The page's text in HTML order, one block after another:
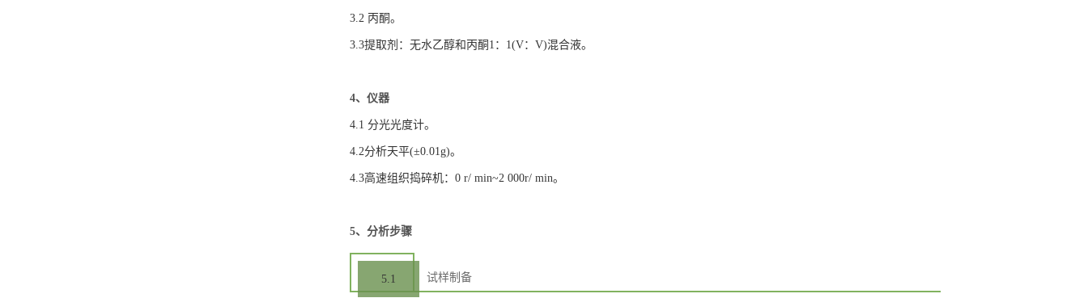
3.2 丙酮。
3.3提取剂：无水乙醇和丙酮1：1(V：V)混合液。
4、仪器
4.1 分光光度计。
4.2分析天平(±0.01g)。
4.3高速组织捣碎机：0 r/ min~2 000r/ min。
5、分析步骤
5.1 试样制备